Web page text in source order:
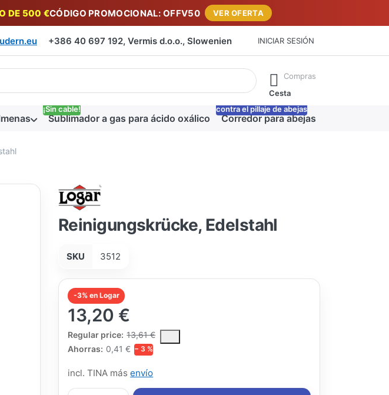
DE 500 €CÓDIGO PROMOCIONAL: OFFV50 VER OFERTA
+386 40 697 192, Vermis d.o.o., Slowenien INICIAR SESIÓN
resultados aparecen automáticamente a medida que escribe. Pulse la tecla Intro para
Compras
Cesta
Sublimador a gas para ácido oxálico
¡Sin cable!
Corredor para abejas
contra el pillaje de abejas
Reinigungskrücke, Edelstahl
SKU 3512
-3% en Logar
13,20 €
Regular price: 13,61 €
The Regular Price is the median selling price paid by customers for a product,
Ahorras: 0,41 € − 3 %
incl. TINA másenvío